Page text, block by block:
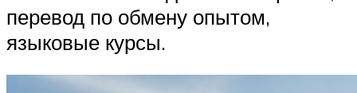
перевод по обмену опытом,
языковые курсы.